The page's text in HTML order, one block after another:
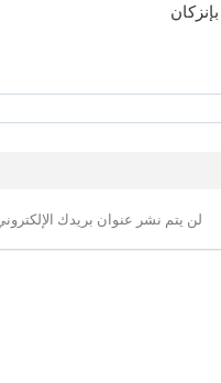
بإنزكان
لن يتم نشر عنوان بريدك